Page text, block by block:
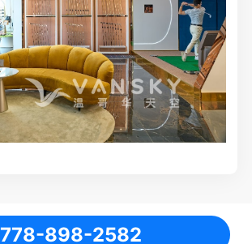
778-898-2582